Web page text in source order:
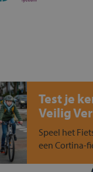
Test je
Veilig
Speel het
een Cortina-